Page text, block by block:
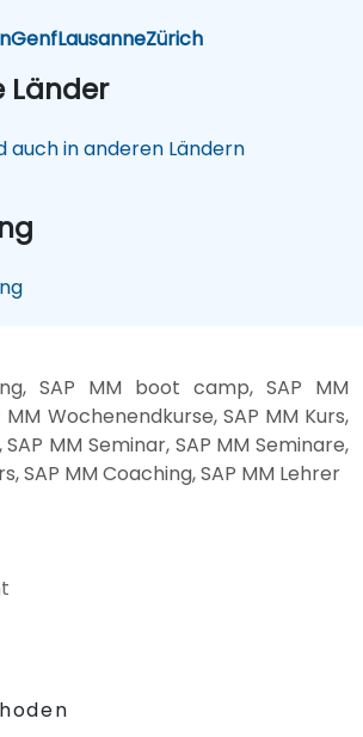
GenfLausanneZürich
Länder
auch in anderen Ländern
SAP MM boot camp, SAP MM
Wochenendkurse, SAP MM Kurs,
MM Seminar, SAP MM Seminare,
SAP MM Coaching, SAP MM Lehrer